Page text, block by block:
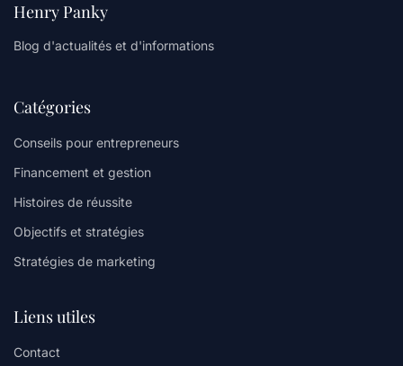
Henry Panky
Blog d'actualités et d'informations
Catégories
Conseils pour entrepreneurs
Financement et gestion
Histoires de réussite
Objectifs et stratégies
Stratégies de marketing
Liens utiles
Contact